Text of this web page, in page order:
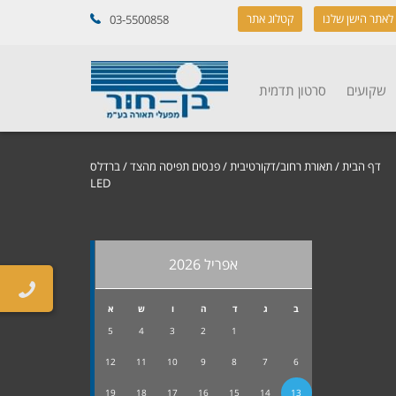
03-5500858 הישן שלנו קטלוג אתר
שקועים סרטון תדמית
דף הבית/תאורת רחוב/דקורטיבית/פנסים תפיסה מהצד/ ברדלס
LED
אפריל 2026
ב ג ד ה ו ש
א
1
2
3
4
5
6
7
8
9
10
11
12
13
14
15
16
17
18
19